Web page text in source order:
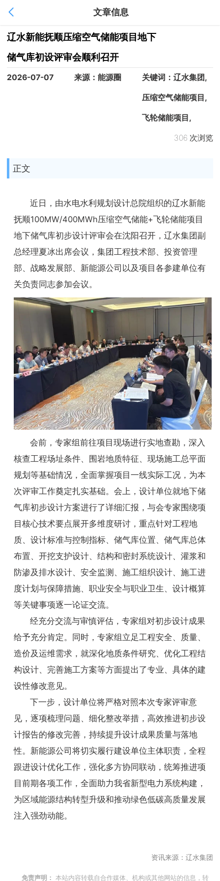
文章信息
辽水新能抚顺压缩空气储能项目地下
储气库初设评审会顺利召开
2026-07-07 来源：能源圈 关键词：辽水集团,
压缩空气储能项目,
飞轮储能项目,
306 次浏览
正文
近日，由水电水利规划设计总院组织的辽水新能
抚顺100MW/400MWh压缩空气储能+飞轮储能项目
地下储气库初步设计评审会在沈阳召开，辽水集团副
总经理夏冰出席会议，集团工程技术部、投资管理
部、战略发展部、新能源公司以及项目各参建单位有
关负责同志参加会议。
会前，专家组前往项目现场进行实地查勘，深入
核查工程场址条件、围岩地质特征、现场施工总平面
规划等基础情况，全面掌握项目一线实际工况，为本
次评审工作奠定扎实基础。会上，设计单位就地下储
气库初步设计方案进行了详细汇报，与会专家围绕项
目核心技术要点展开多维度研讨，重点针对工程地
质、设计标准与控制指标、储气库位置、储气库总体
布置、开挖支护设计、结构和密封系统设计、灌浆和
防渗及排水设计、安全监测、施工组织设计、施工进
度计划与保障措施、职业安全与职业卫生、设计概算
等关键事项逐一论证交流。
经充分交流与审慎评估，专家组对初步设计成果
给予充分肯定。同时，专家组立足工程安全、质量、
造价及运维需求，就深化地质条件研究、优化工程结
构设计、完善施工方案等方面提出了专业、具体的建
设性修改意见。
下一步，设计单位将严格对照本次专家评审意
见，逐项梳理问题、细化整改举措，高效推进初步设
计报告的修改完善，持续提升设计成果质量与落地
性。新能源公司将切实履行建设单位主体职责，全程
跟进设计优化工作，强化多方协同联动，统筹推进项
目前期各项工作，全面助力我省新型电力系统构建，
为区域能源结构转型升级和推动绿色低碳高质量发展
注入强劲动能。
资讯来源：辽水集团
免责声明： 本站内容转载自合作媒体、机构或其他网站的信息，转